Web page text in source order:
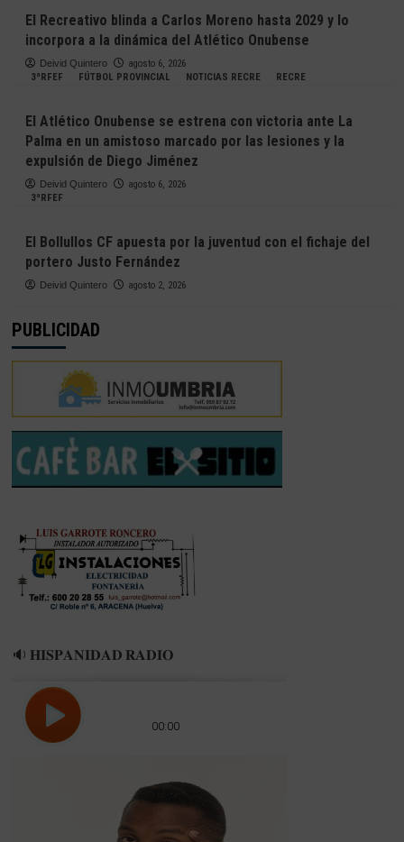
El Recreativo blinda a Carlos Moreno hasta 2029 y lo
incorpora a la dinámica del Atlético Onubense
Deivid Quintero
agosto 6, 2026
3ªRFEF
FÚTBOL PROVINCIAL NOTICIAS RECRE RECRE
El Atlético Onubense se estrena con victoria ante La
Palma en un amistoso marcado por las lesiones y la
expulsión de Diego Jiménez
Deivid Quintero
agosto 6, 2026
3ªRFEF
El Bollullos CF apuesta por la juventud con el fichaje del
portero Justo Fernández
Deivid Quintero agosto 2, 2026
PUBLICIDAD
🔉 𝐇𝐈𝐒𝐏𝐀𝐍𝐈𝐃𝐀𝐃 𝐑𝐀𝐃𝐈𝐎